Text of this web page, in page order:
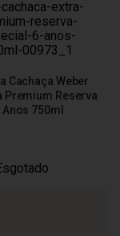
Cachaça Weber
Premium Reserva
750ml